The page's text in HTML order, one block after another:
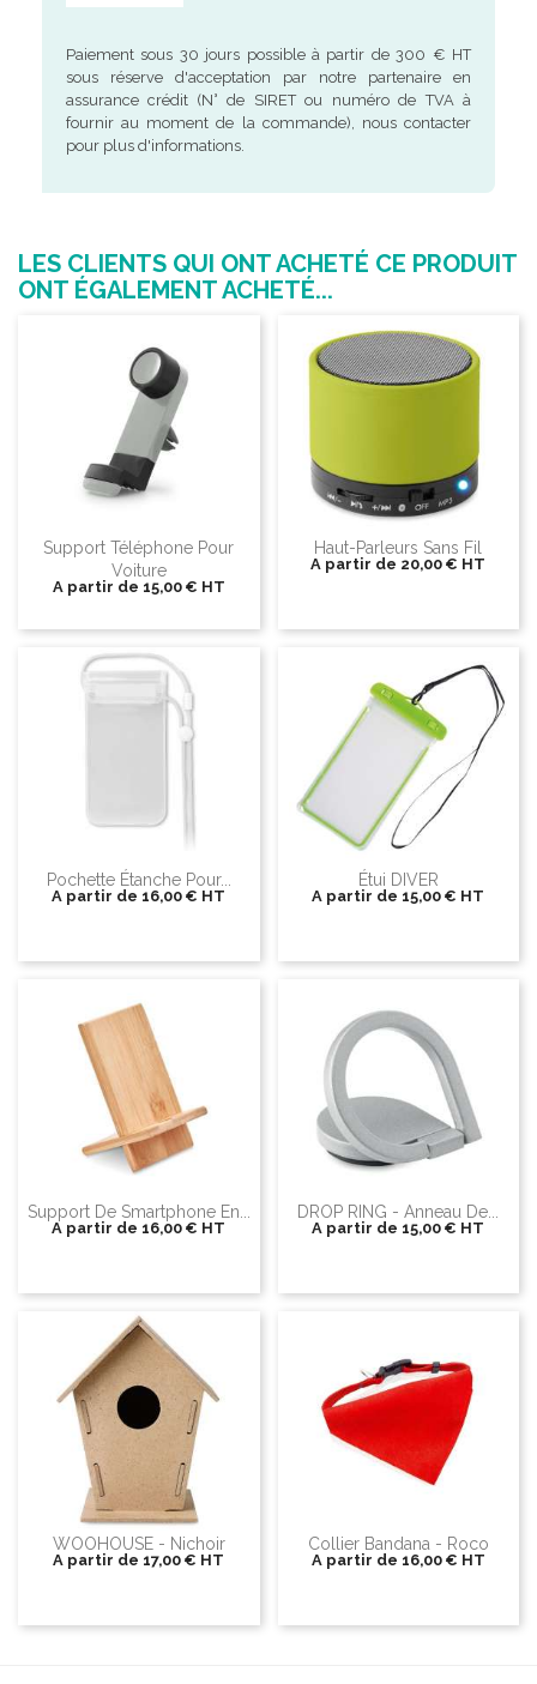
Paiement sous 30 jours possible à partir de 300 € HT
sous réserve d'acceptation par notre partenaire en
assurance crédit (N° de SIRET ou numéro de TVA à
fournir au moment de la commande), nous contacter
pour plus d'informations.
LES CLIENTS QUI ONT ACHETÉ CE PRODUIT
ONT ÉGALEMENT ACHETÉ...
Support Téléphone Pour
Voiture
A partir de 15,00 € HT
Haut-Parleurs Sans Fil
A partir de 20,00 € HT
Pochette Étanche Pour...
A partir de 16,00 € HT
Étui DIVER
A partir de 15,00 € HT
Support De Smartphone En...
A partir de 16,00 € HT
DROP RING - Anneau De...
A partir de 15,00 € HT
WOOHOUSE - Nichoir
A partir de 17,00 € HT
Collier Bandana - Roco
A partir de 16,00 € HT